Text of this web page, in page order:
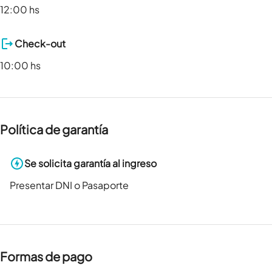
12:00 hs
Check-out
10:00 hs
Política de garantía
Se solicita garantía al ingreso
Presentar DNI o Pasaporte
Formas de pago